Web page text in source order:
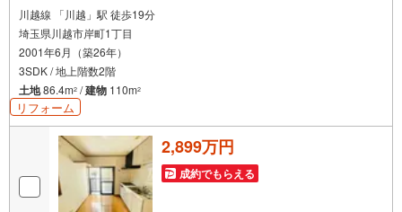
川越線 「川越」駅 徒歩19分
埼玉県川越市岸町1丁目
2001年6月（築26年）
3SDK / 地上階数2階
土地86.4m2 /建物 110m2
リフォーム
2,899万円
成約でもらえる